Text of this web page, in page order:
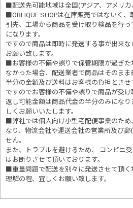
■配送先可能地域は全国(アジア、アメリ
■OBLIQUE SHOPは在庫販売ではないく
引先、工場から商品を受け取り検品を行
になります。
ですので商品は即時に発送する事が出来な
お願い致します。
■お客様の不備や誤りで保管期限が過ぎ
なかった場合、配送業者で商品はそのま
半分の金額及び送料はお客様の負担とさせ
ですのでお客様の不備や誤りで商品が受
返し可能金額は商品代金の半分のみにな
しくお願いいたします。
弊社では個人向け小型宅配便事業のた
なり、物流会社や運送会社の営業所及び
せん。
また、トラブルを避けるため、 コンビニ
はお断りさせて頂いております。
■重量問題で配送を別々に発送させて頂
理解の程、宜しくお願い致します。